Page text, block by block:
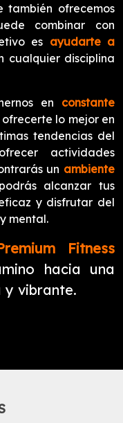
también ofrecemos
combinar con
es ayudarte a
cualquier disciplina
en constante
lo mejor en
tendencias del
actividades
un ambiente
alcanzar tus
y disfrutar del
mental.
Fitness
hacia una
y vibrante.